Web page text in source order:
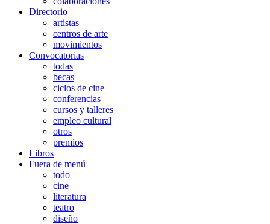
Directorio
artistas
centros de arte
movimientos
Convocatorias
todas
becas
ciclos de cine
conferencias
cursos y talleres
empleo cultural
otros
premios
Libros
Fuera de menú
todo
cine
literatura
teatro
diseño